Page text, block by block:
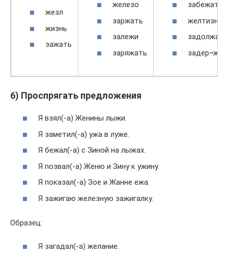
жезл
жизнь
зажать
железо
заржать
залежи
заряжать
забежать
желтизна
задолжать
6) Проспрягать предложения
Я взял(-а) Женины лыжи.
Я заметил(-а) ужа в луже.
Я бежал(-а) с Зиной на лыжах.
Я позвал(-а) Женю и Зину к ужину.
Я показал(-а) Зое и Жанне ежа.
Я зажигаю железную зажигалку.
Образец:
Я загадал(-а) желание.